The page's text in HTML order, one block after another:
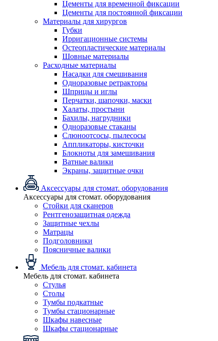
Цементы для временной фиксации
Цементы для постоянной фиксации
Материалы для хирургов
Губки
Ирригационные системы
Остеопластические материалы
Шовные материалы
Расходные материалы
Насадки для смешивания
Одноразовые ретракторы
Шприцы и иглы
Перчатки, шапочки, маски
Халаты, простыни
Бахилы, нагрудники
Одноразовые стаканы
Слюноотсосы, пылесосы
Аппликаторы, кисточки
Блокноты для замешивания
Ватные валики
Экраны, защитные очки
Аксессуары для стомат. оборудования
Аксессуары для стомат. оборудования
Стойки для сканеров
Рентгенозащитная одежда
Защитные чехлы
Матрацы
Подголовники
Поясничные валики
Мебель для стомат. кабинета
Мебель для стомат. кабинета
Стулья
Столы
Тумбы подкатные
Тумбы стационарные
Шкафы навесные
Шкафы стационарные